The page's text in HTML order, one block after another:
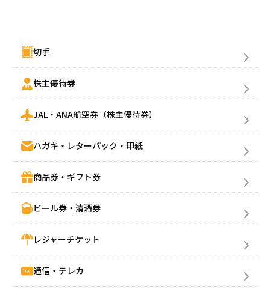
切手
株主優待券
JAL・ANA航空券（株主優待券）
ハガキ・レターパック・印紙
商品券・ギフト券
ビール券・清酒券
レジャーチケット
通信・テレカ